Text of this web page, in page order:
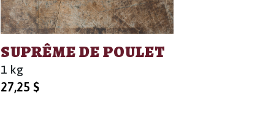
SUPRÊME DE POULET
1 kg
27,25 $